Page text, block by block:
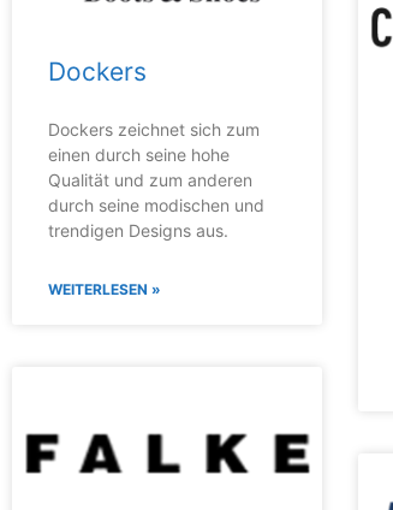
Dockers
Dockers zeichnet sich zum
einen durch seine hohe
Qualität und zum anderen
durch seine modischen und
trendigen Designs aus.
WEITERLESEN »